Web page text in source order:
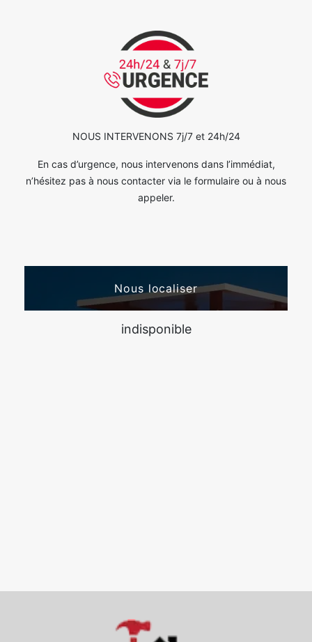
NOUS INTERVENONS 7j/7 et 24h/24
En cas d’urgence, nous intervenons dans l’immédiat,
n’hésitez pas à nous contacter via le formulaire ou à nous
appeler.
Nous localiser
indisponible